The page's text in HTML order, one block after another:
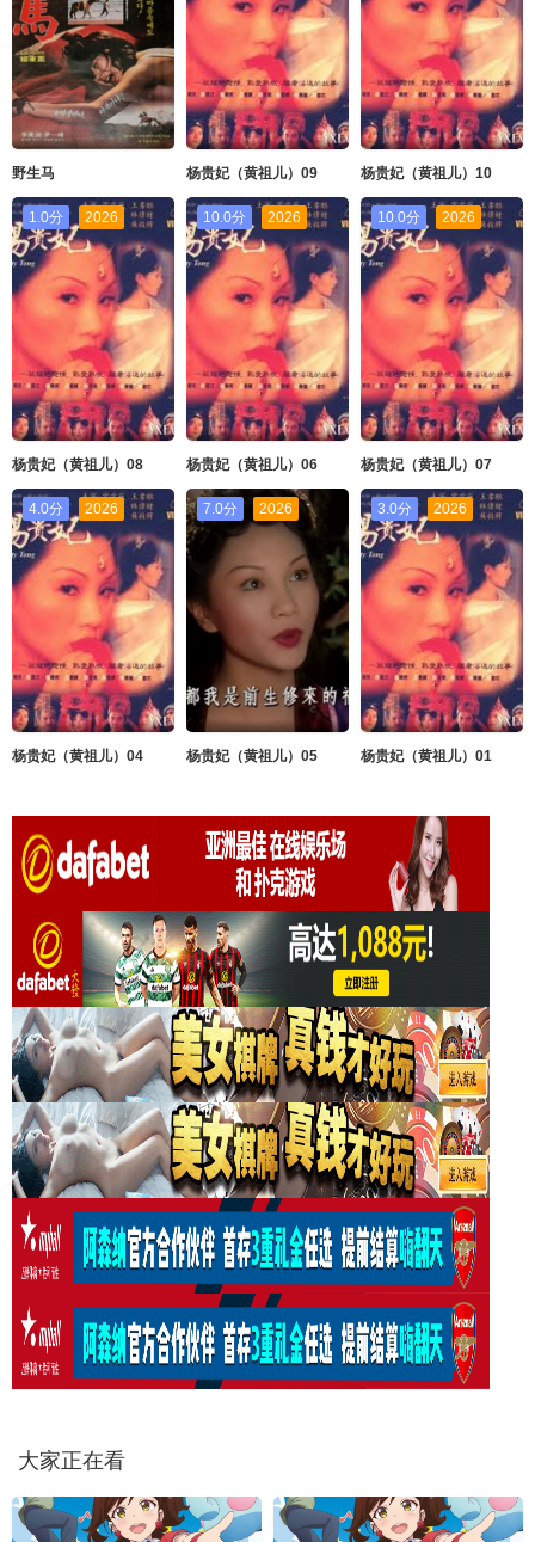
野生马 杨贵妃（黄祖儿）09 杨贵妃（黄祖儿）10
1.0分 2026
杨贵妃（黄祖儿）08
10.0分 2026
杨贵妃（黄祖儿）06
10.0分 2026
杨贵妃（黄祖儿）07
4.0分 2026
杨贵妃（黄祖儿）04
7.0分 2026
杨贵妃（黄祖儿）05
3.0分 2026
杨贵妃（黄祖儿）01
大家正在看